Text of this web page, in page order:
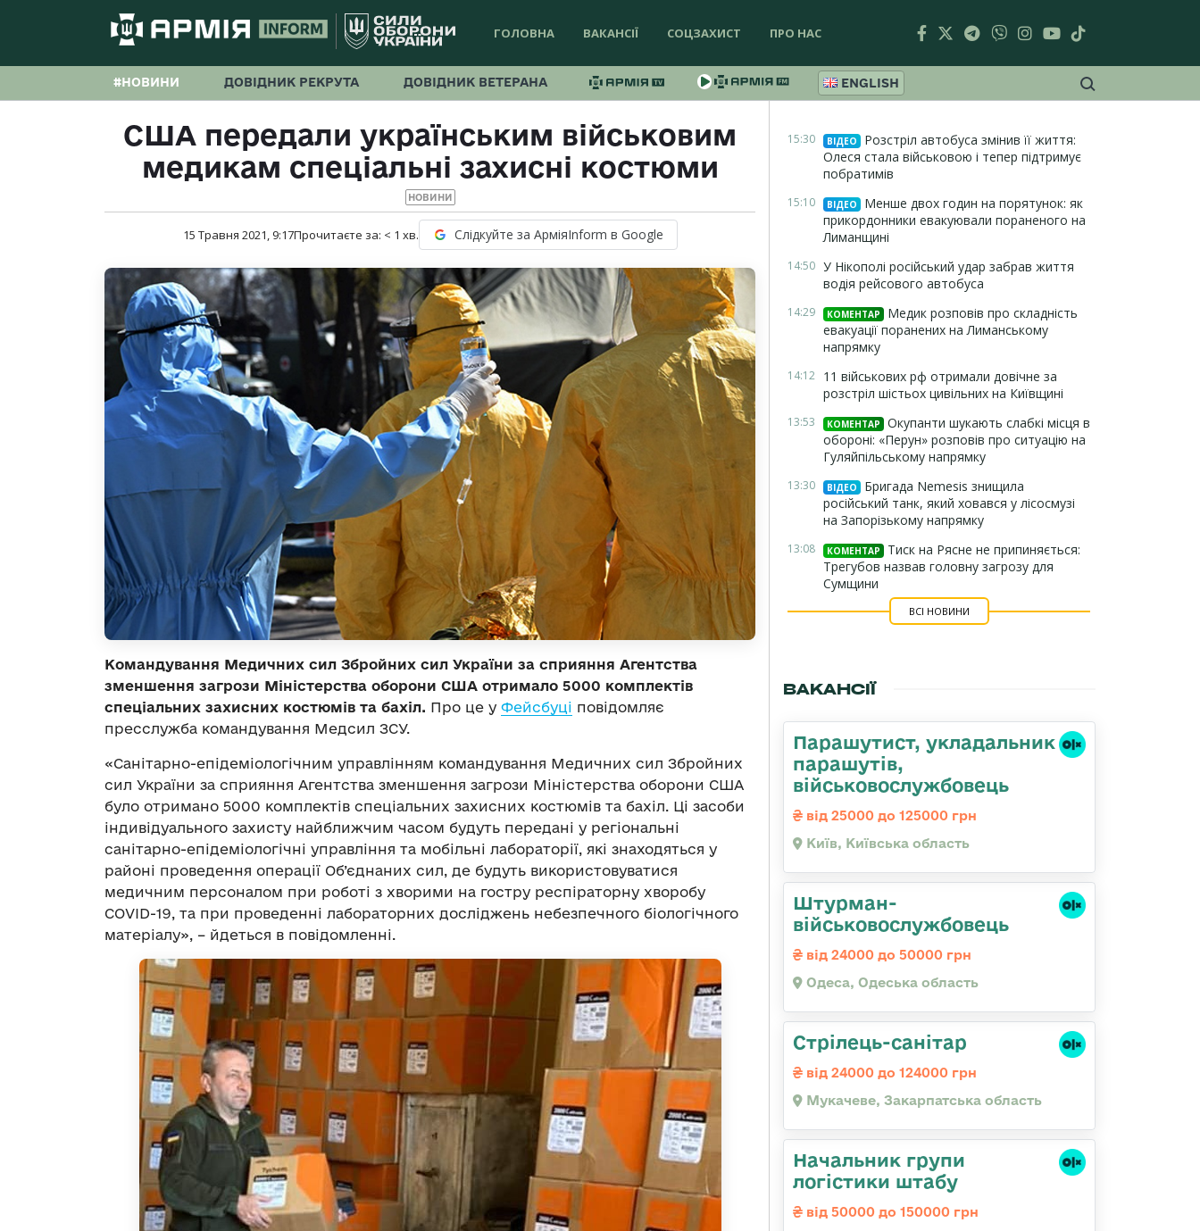
ГОЛОВНА ВАКАНСІЇ СОЦЗАХИСТ ПРО НАС
#НОВИНИ ДОВІДНИК РЕКРУТА ДОВІДНИК ВЕТЕРАНА ENGLISH
США передали українським військовим
медикам спеціальні захисні костюми
НОВИНИ
15 Травня 2021, 9:17Прочитаєте за: < 1 хв. Слідкуйте за АрміяInform в Google
Командування Медичних сил Збройних сил України за сприяння Агентства
зменшення загрози Міністерства оборони США отримало 5000 комплектів
спеціальних захисних костюмів та бахіл. Про це у Фейсбуці повідомляє
пресслужба командування Медсил ЗСУ.
«Санітарно-епідеміологічним управлінням командування Медичних сил Збройних
сил України за сприяння Агентства зменшення загрози Міністерства оборони США
було отримано 5000 комплектів спеціальних захисних костюмів та бахіл. Ці засоби
індивідуального захисту найближчим часом будуть передані у регіональні
санітарно-епідеміологічні управління та мобільні лабораторії, які знаходяться у
районі проведення операції Об’єднаних сил, де будуть використовуватися
медичним персоналом при роботі з хворими на гостру респіраторну хворобу
COVID-19, та при проведенні лабораторних досліджень небезпечного біологічного
матеріалу», – йдеться в повідомленні.
15:30 ВІДЕО
Розстріл автобуса змінив її життя:
Олеся стала військовою і тепер підтримує
побратимів
15:10 ВІДЕО
Менше двох годин на порятунок: як
прикордонники евакуювали пораненого на
Лиманщині
14:50 У Нікополі російський удар забрав життя
водія рейсового автобуса
14:29 КОМЕНТАР
Медик розповів про складність
евакуації поранених на Лиманському
напрямку
14:12 11 військових рф отримали довічне за
розстріл шістьох цивільних на Київщині
13:53 КОМЕНТАР
Окупанти шукають слабкі місця в
обороні: «Перун» розповів про ситуацію на
Гуляйпільському напрямку
13:30 ВІДЕО
Бригада Nemesis знищила
російський танк, який ховався у лісосмузі
на Запорізькому напрямку
13:08 КОМЕНТАР
Тиск на Рясне не припиняється:
Трегубов назвав головну загрозу для
Сумщини
ВСІ НОВИНИ
ВАКАНСІЇ
Парашутист, укладальник
парашутів,
військовослужбовець
від 25000 до 125000 грн
Київ, Київська область
Штурман-
військовослужбовець
від 24000 до 50000 грн
Одеса, Одеська область
Стрілець-санітар
від 24000 до 124000 грн
Мукачеве, Закарпатська область
Начальник групи
логістики штабу
від 50000 до 150000 грн